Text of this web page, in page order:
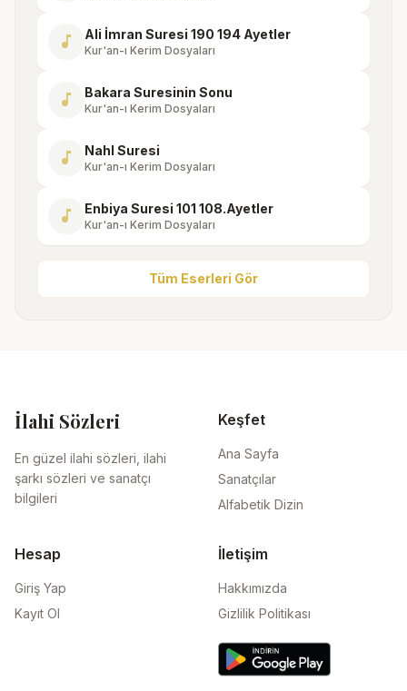
music_note Ali İmran Suresi 190 194 Ayetler
Kur'an-ı Kerim Dosyaları
music_note Bakara Suresinin Sonu
Kur'an-ı Kerim Dosyaları
music_note Nahl Suresi
Kur'an-ı Kerim Dosyaları
music_note Enbiya Suresi 101 108.Ayetler
Kur'an-ı Kerim Dosyaları
Tüm Eserleri Gör
İlahi Sözleri
En güzel ilahi sözleri, ilahi
şarkı sözleri ve sanatçı
bilgileri
Keşfet
Ana Sayfa
Sanatçılar
Alfabetik Dizin
Hesap
Giriş Yap
Kayıt Ol
İletişim
Hakkımızda
Gizlilik Politikası